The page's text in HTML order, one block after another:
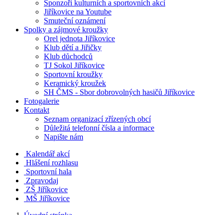
Sponzoři kulturních a sportovních akcí
Jiříkovice na Youtube
Smuteční oznámení
Spolky a zájmové kroužky
Orel jednota Jiříkovice
Klub dětí a Jiřičky
Klub důchodců
TJ Sokol Jiříkovice
Sportovní kroužky
Keramický kroužek
SH ČMS - Sbor dobrovolných hasičů Jiříkovice
Fotogalerie
Kontakt
Seznam organizací zřízených obcí
Důležitá telefonní čísla a informace
Napište nám
Kalendář akcí
Hlášení rozhlasu
Sportovní hala
Zpravodaj
ZŠ Jiříkovice
MŠ Jiříkovice